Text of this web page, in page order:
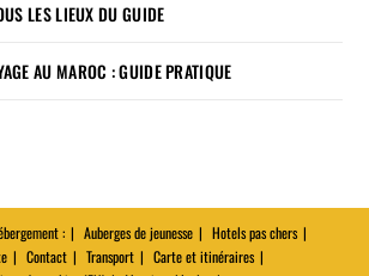
LES LIEUX DU GUIDE
AU MAROC : GUIDE PRATIQUE
: Auberges de jeunesse
Hotels pas chers
Contact Transport
Carte et itinéraires